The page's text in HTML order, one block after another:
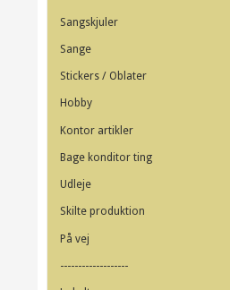
Sangskjuler
Sange
Stickers / Oblater
Hobby
Kontor artikler
Bage konditor ting
Udleje
Skilte produktion
På vej
-------------------